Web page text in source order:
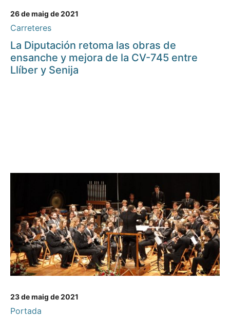
26 de maig de 2021
Carreteres
La Diputación retoma las obras de
ensanche y mejora de la CV-745 entre
Llíber y Senija
23 de maig de 2021
Portada